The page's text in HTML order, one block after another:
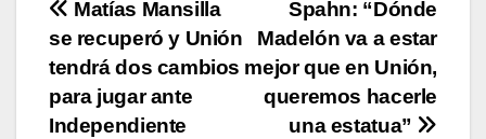
k
Navegación
de
entradas
Spahn: “Dónde
Madelón va a estar
mejor que en Unión,
queremos hacerle
una estatua”
Matías Mansilla
se recuperó y Unión
tendrá dos cambios
para jugar ante
Independiente